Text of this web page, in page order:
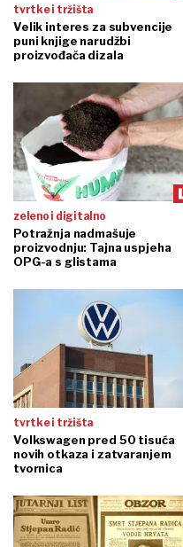
tvrtke i tržišta
Velik interes za subvencije
puni knjige narudžbi
proizvođača dizala
zeleno i digitalno
Potražnja nadmašuje
proizvodnju: Tajna uspjeha
OPG-a s glistama
tvrtke i tržišta
Volkswagen pred 50 tisuća
novih otkaza i zatvaranjem
tvornica